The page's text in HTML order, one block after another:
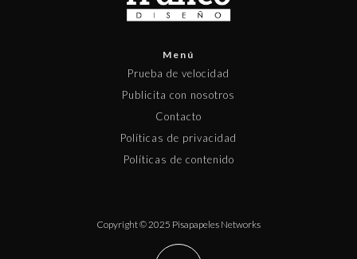
Menú
Prueba de velocidad
Publicita con nosotros
Contacto
Políticas de privacidad
Políticas de contenido
Copyright © 2025 Pisapapeles Networks